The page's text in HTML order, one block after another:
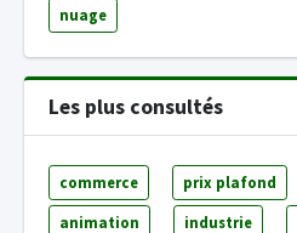
nuage
Les plus consultés
commerce prix plafond
animation industrie